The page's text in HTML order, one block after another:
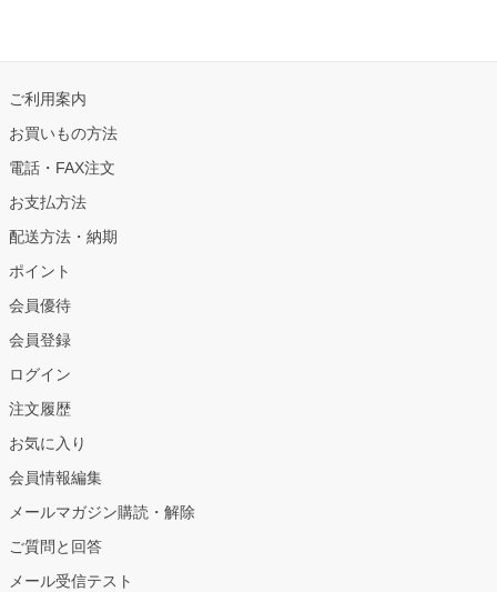
ご利用案内
お買いもの方法
電話・FAX注文
お支払方法
配送方法・納期
ポイント
会員優待
会員登録
ログイン
注文履歴
お気に入り
会員情報編集
メールマガジン購読・解除
ご質問と回答
メール受信テスト